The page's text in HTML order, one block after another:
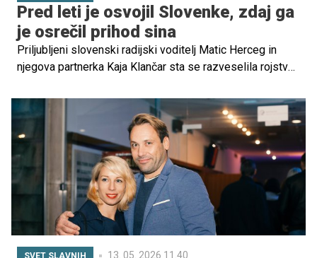
Pred leti je osvojil Slovenke, zdaj ga
je osrečil prihod sina
Priljubljeni slovenski radijski voditelj Matic Herceg in
njegova partnerka Kaja Klančar sta se razveselila rojstva
omrežjih, kjer sta sporočila, da se jima je rodil sin Nik.
SVET SLAVNIH 13. 05. 2026 11.40